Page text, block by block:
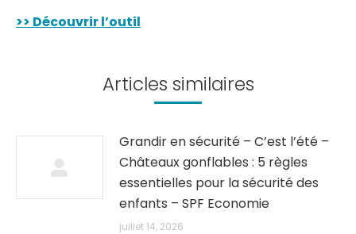
>> Découvrir l’outil
Articles similaires
Grandir en sécurité – C’est l’été –
Châteaux gonflables : 5 règles
essentielles pour la sécurité des
enfants – SPF Economie
juillet 14, 2026